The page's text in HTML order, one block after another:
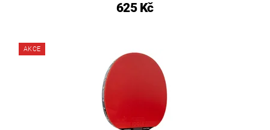
625 Kč
AKCE